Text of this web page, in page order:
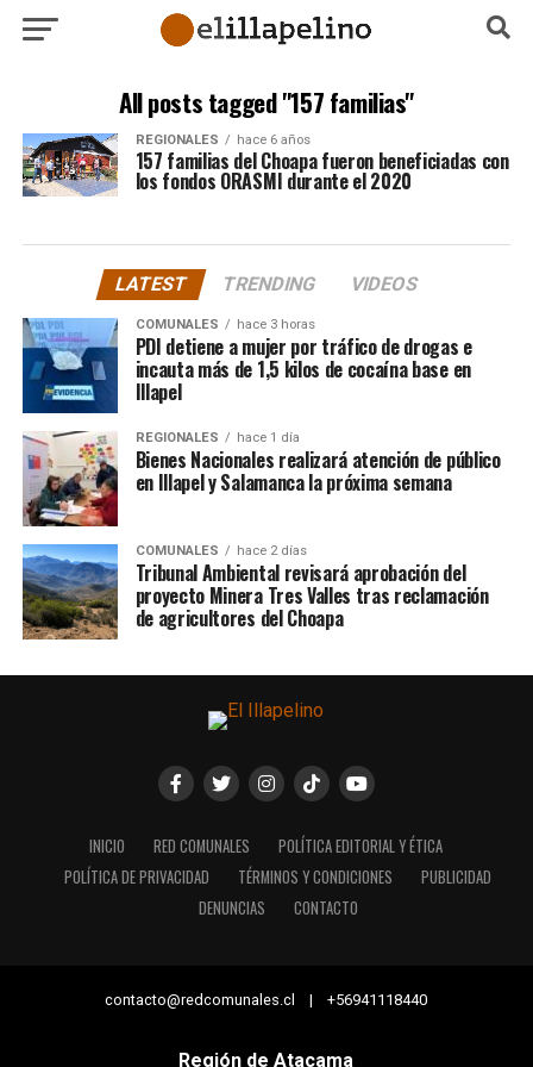
All posts tagged "157 familias"
REGIONALES hace 6 años
157 familias del Choapa fueron beneficiadas con
los fondos ORASMI durante el 2020
LATEST TRENDING VIDEOS
COMUNALES hace 3 horas
PDI detiene a mujer por tráfico de drogas e
incauta más de 1,5 kilos de cocaína base en
Illapel
REGIONALES hace 1 día
Bienes Nacionales realizará atención de público
en Illapel y Salamanca la próxima semana
COMUNALES hace 2 días
Tribunal Ambiental revisará aprobación del
proyecto Minera Tres Valles tras reclamación
de agricultores del Choapa
INICIO RED COMUNALES
POLÍTICA EDITORIAL Y ÉTICA
POLÍTICA DE PRIVACIDAD
TÉRMINOS Y CONDICIONES
PUBLICIDAD
DENUNCIAS
CONTACTO
contacto@redcomunales.cl | +56941118440
Región de Atacama